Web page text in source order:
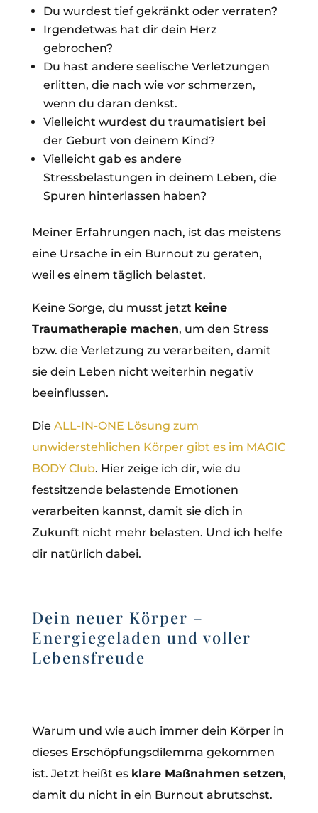
Du wurdest tief gekränkt oder verraten?
Irgendetwas hat dir dein Herz
gebrochen?
Du hast andere seelische Verletzungen
erlitten, die nach wie vor schmerzen,
wenn du daran denkst.
Vielleicht wurdest du traumatisiert bei
der Geburt von deinem Kind?
Vielleicht gab es andere
Stressbelastungen in deinem Leben, die
Spuren hinterlassen haben?
Meiner Erfahrungen nach, ist das meistens
eine Ursache in ein Burnout zu geraten,
weil es einem täglich belastet.
Keine Sorge, du musst jetzt keine
Traumatherapie machen, um den Stress
bzw. die Verletzung zu verarbeiten, damit
sie dein Leben nicht weiterhin negativ
beeinflussen.
Die ALL-IN-ONE Lösung zum
unwiderstehlichen Körper gibt es im MAGIC
BODY Club. Hier zeige ich dir, wie du
festsitzende belastende Emotionen
verarbeiten kannst, damit sie dich in
Zukunft nicht mehr belasten. Und ich helfe
dir natürlich dabei.
Dein neuer Körper –
Energiegeladen und voller
Lebensfreude
Warum und wie auch immer dein Körper in
dieses Erschöpfungsdilemma gekommen
ist. Jetzt heißt es klare Maßnahmen setzen,
damit du nicht in ein Burnout abrutschst.